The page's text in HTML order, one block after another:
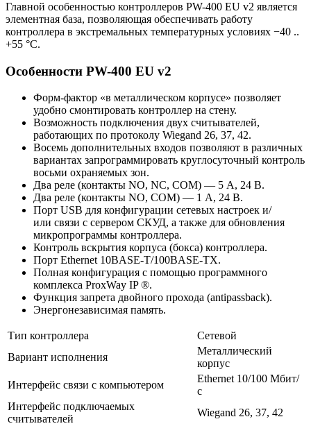
Главной особенностью контроллеров PW-400 EU v2 является
элементная база, позволяющая обеспечивать работу
контроллера в экстремальных температурных условиях −40 ..
+55 °C.
Особенности PW-400 EU v2
Форм-фактор «в металлическом корпусе» позволяет
удобно смонтировать контроллер на стену.
Возможность подключения двух считывателей,
работающих по протоколу Wiegand 26, 37, 42.
Восемь дополнительных входов позволяют в различных
вариантах запрограммировать круглосуточный контроль
восьми охраняемых зон.
Два реле (контакты NO, NC, COM) — 5 А, 24 В.
Два реле (контакты NO, COM) — 1 А, 24 В.
Порт USB для конфигурации сетевых настроек и/
или связи с сервером СКУД, а также для обновления
микропрограммы контроллера.
Контроль вскрытия корпуса (бокса) контроллера.
Порт Ethernet 10BASE-T/100BASE-TX.
Полная конфигурация с помощью программного
комплекса ProxWay IP ®.
Функция запрета двойного прохода (antipassback).
Энергонезависимая память.
Тип контроллера
Сетевой
Вариант исполнения
Металлический
корпус
Интерфейс связи с компьютером
Ethernet 10/100 Мбит/
с
Интерфейс подключаемых
считывателей
Wiegand 26, 37, 42